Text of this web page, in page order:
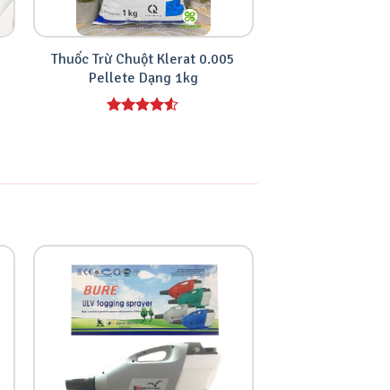
Thuốc Trừ Chuột Klerat 0.005
Pellete Dạng 1kg